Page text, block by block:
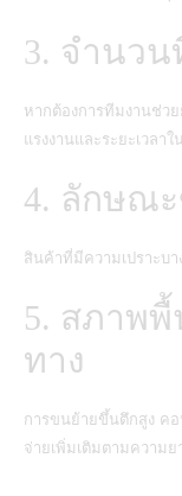
3. จำนว
หากต้องการทีมงานช่ว
แรงงานและระยะเวลาใ
4. ลักษณ
สินค้าที่มีความเปราะบ
5. สภาพ
ทาง
การขนย้ายขึ้นตึกสูง ค
จ่ายเพิ่มเติมตามความย